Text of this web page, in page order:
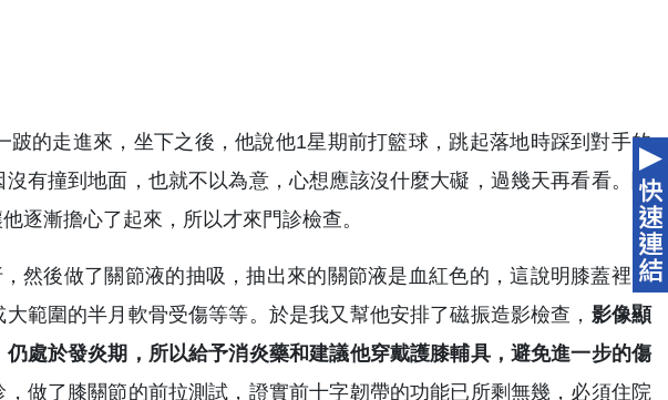
的走進來，坐下之後，他說他1星期前打籃球，跳起落地時踩到對手的
有撞到地面，也就不以為意，心想應該沒什麼大礙，過幾天再看看。隨
逐漸擔心了起來，所以才來門診檢查。
然後做了關節液的抽吸，抽出來的關節液是血紅色的，這說明膝蓋裡的
範圍的半月軟骨受傷等等。於是我又幫他安排了磁振造影檢查， 影像顯
處於發炎期，所以給予消炎藥和建議他穿戴護膝輔具，避免進一步的傷
，做了膝關節的前拉測試，證實前十字韌帶的功能已所剩無幾，必須住院